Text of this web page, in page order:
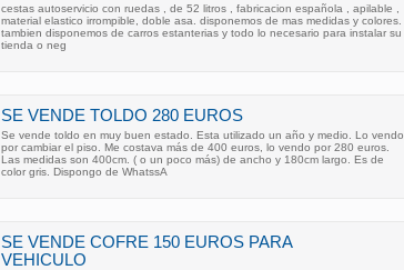
cestas autoservicio con ruedas , de 52 litros , fabricacion española , apilable ,
material elastico irrompible, doble asa. disponemos de mas medidas y colores.
tambien disponemos de carros estanterias y todo lo necesario para instalar su
tienda o neg
SE VENDE TOLDO 280 EUROS
Se vende toldo en muy buen estado. Esta utilizado un año y medio. Lo vendo
por cambiar el piso. Me costava más de 400 euros, lo vendo por 280 euros.
Las medidas son 400cm. ( o un poco más) de ancho y 180cm largo. Es de
color gris. Dispongo de WhatssA
SE VENDE COFRE 150 EUROS PARA
VEHICULO